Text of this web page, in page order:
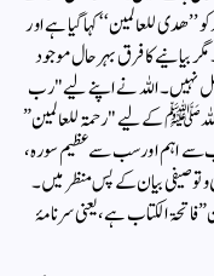
’’ھدی للعالمین‘‘ کہا گیا ہے اور
مگر بیانیے کا فرق بہرحال موجود
نہیں۔اللہ نے اپنے لیے "رب
اللہ ﷺ کے لیے "رحمۃ للعالمین”
سب سے اہم اور سب سے عظیم سورہ،
و توصیفی بیان کے پس منظر میں۔
فاتحۃ الکتاب ہے، یعنی سرنامۂ